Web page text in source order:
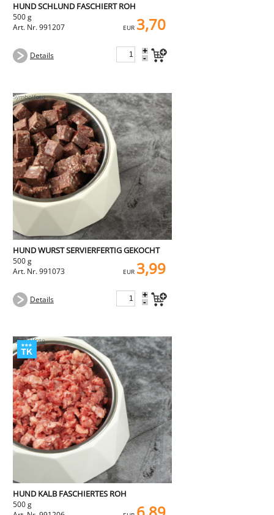
HUND SCHLUND FASCHIERT ROH
500 g
Art. Nr. 991207
EUR 3,70
Details +
-
HUND WURST SERVIERFERTIG GEKOCHT
500 g
Art. Nr. 991073
EUR 3,99
Details +
-
HUND KALB FASCHIERTES ROH
500 g